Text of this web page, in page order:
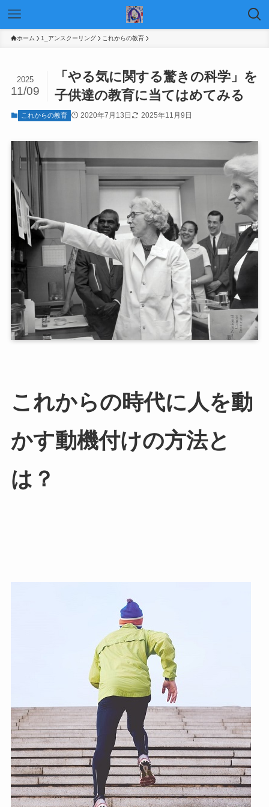
ホーム 1_アンスクーリング これからの教育
「やる気に関する驚きの科学」を
子供達の教育に当てはめてみる
2025
11/09
これからの教育 2020年7月13日 2025年11月9日
これからの時代に人を動
かす動機付けの方法と
は？